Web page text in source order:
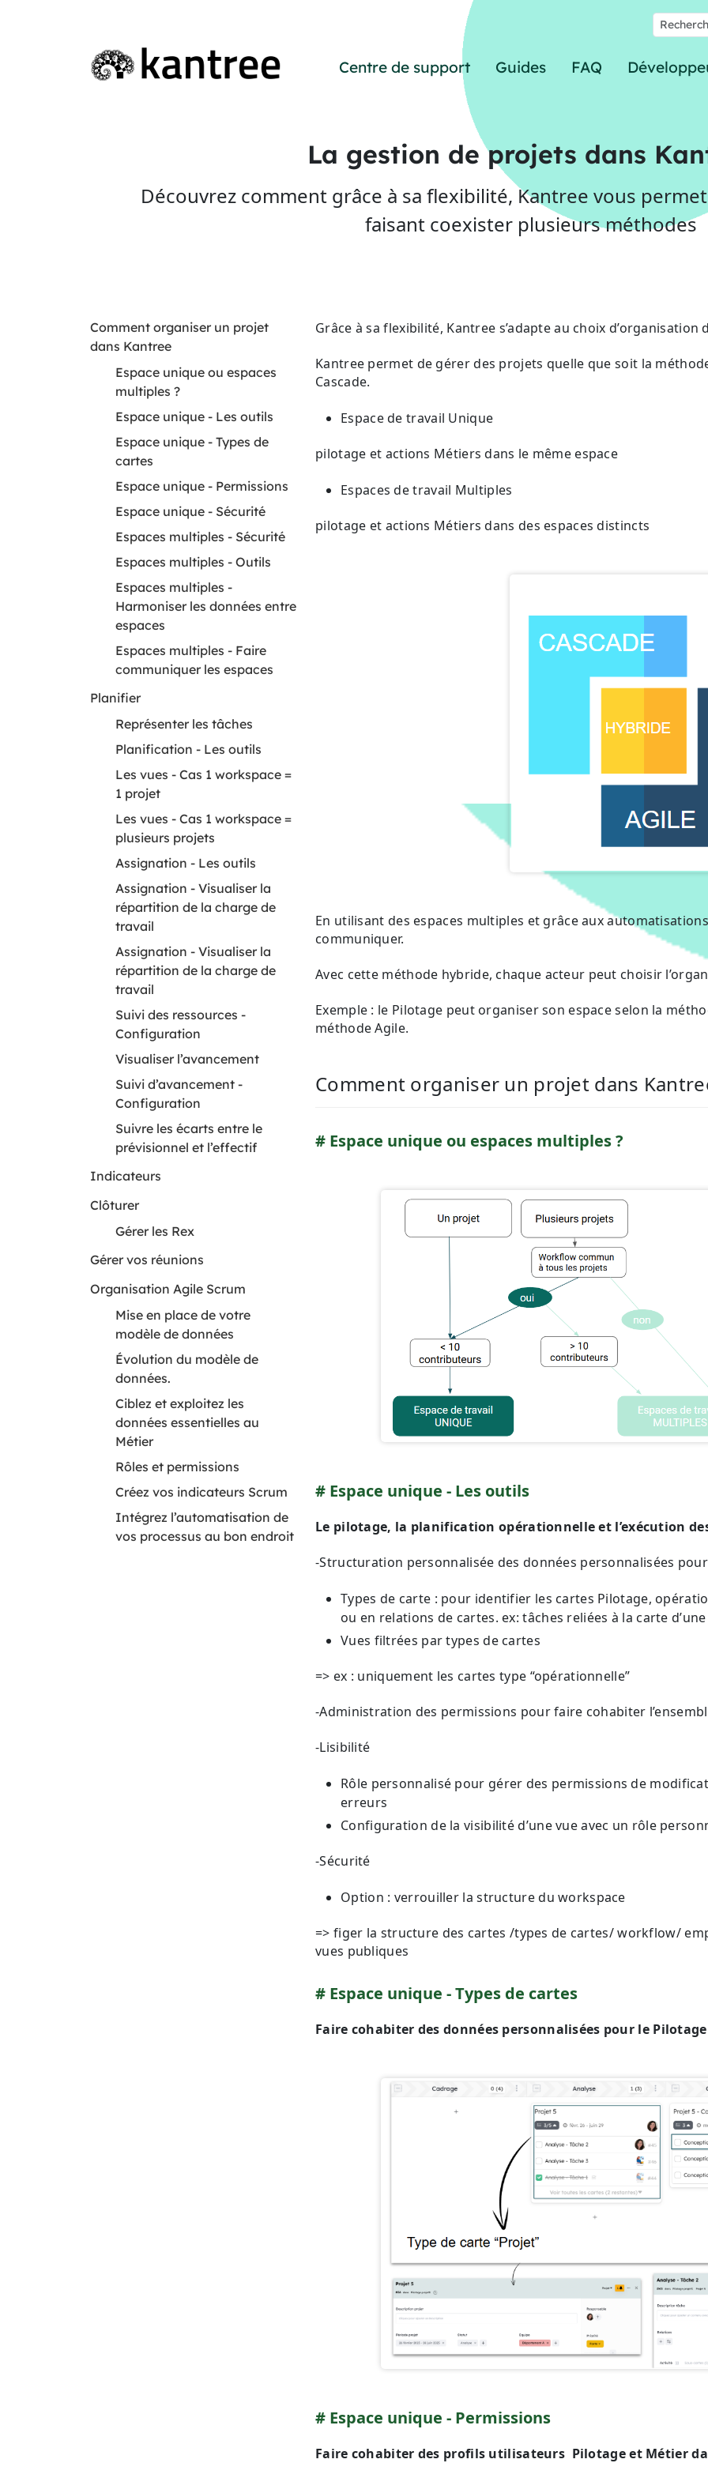
Centre de support Guides FAQ
La gestion de projets dans
Découvrez comment grâce à sa flexibilité, Kantree vous
faisant coexister plusieurs méthodes
Comment organiser un projet
dans Kantree
Espace unique ou espaces
multiples ?
Espace unique - Les outils
Espace unique - Types de
cartes
Espace unique - Permissions
Espace unique - Sécurité
Espaces multiples - Sécurité
Espaces multiples - Outils
Espaces multiples -
Harmoniser les données entre
espaces
Espaces multiples - Faire
communiquer les espaces
Planifier
Représenter les tâches
Planification - Les outils
Les vues - Cas 1 workspace =
1 projet
Les vues - Cas 1 workspace =
plusieurs projets
A ssignation - Les outils
Assignation - Visualiser la
répartition de la charge de
travail
Assignation - Visualiser la
répartition de la charge de
travail
Suivi des ressources -
Configuration
Visualiser l’avancement
Suivi d’avancement -
Configuration
Suivre les écarts entre le
prévisionnel et l’effectif
Indicateurs
Clôturer
Gérer les Rex
Gérer vos réunions
O rganisation Agile Scrum
Mise en place de votre
modèle de données
Évolution du modèle de
données.
Ciblez et exploitez les
données essentielles au
Métier
Rôles et permissions
Créez vos indicateurs Scrum
Intégrez l’automatisation de
vos processus au bon endroit
Grâce à sa flexibilité, Kantree s’adapte au choix
Kantree permet de gérer des projets quelle que soit la
Cascade.
Espace de travail Unique
pilotage et actions Métiers dans le même espace
Espaces de travail Multiples
pilotage et actions Métiers dans des espaces distincts
En utilisant des espaces multiples et grâce aux
communiquer.
Avec cette méthode hybride, chaque acteur peut choisir
Exemple : le Pilotage peut organiser son espace selon la
méthode Agile.
Comment organiser un projet dans
Espace unique ou espaces multiples ?
Espace unique - Les outils
Le pilotage, la planification opérationnelle et l’exécution
-Structuration personnalisée des données personnalisées
Types de carte : pour identifier les cartes Pilotage,
ou en relations de cartes. ex: tâches reliées à la carte
Vues filtrées par types de cartes
=> ex : uniquement les cartes type “opérationnelle”
-Administration des permissions pour faire cohabiter
-Lisibilité
Rôle personnalisé pour gérer des permissions de
erreurs
Configuration de la visibilité d’une vue avec un rôle
-Sécurité
Option : verrouiller la structure du workspace
=> figer la structure des cartes /types de cartes/ workflow/
vues publiques
Espace unique - Types de cartes
Faire cohabiter des données personnalisées pour le
Espace unique - Permissions
Faire cohabiter des profils utilisateurs Pilotage et Métier